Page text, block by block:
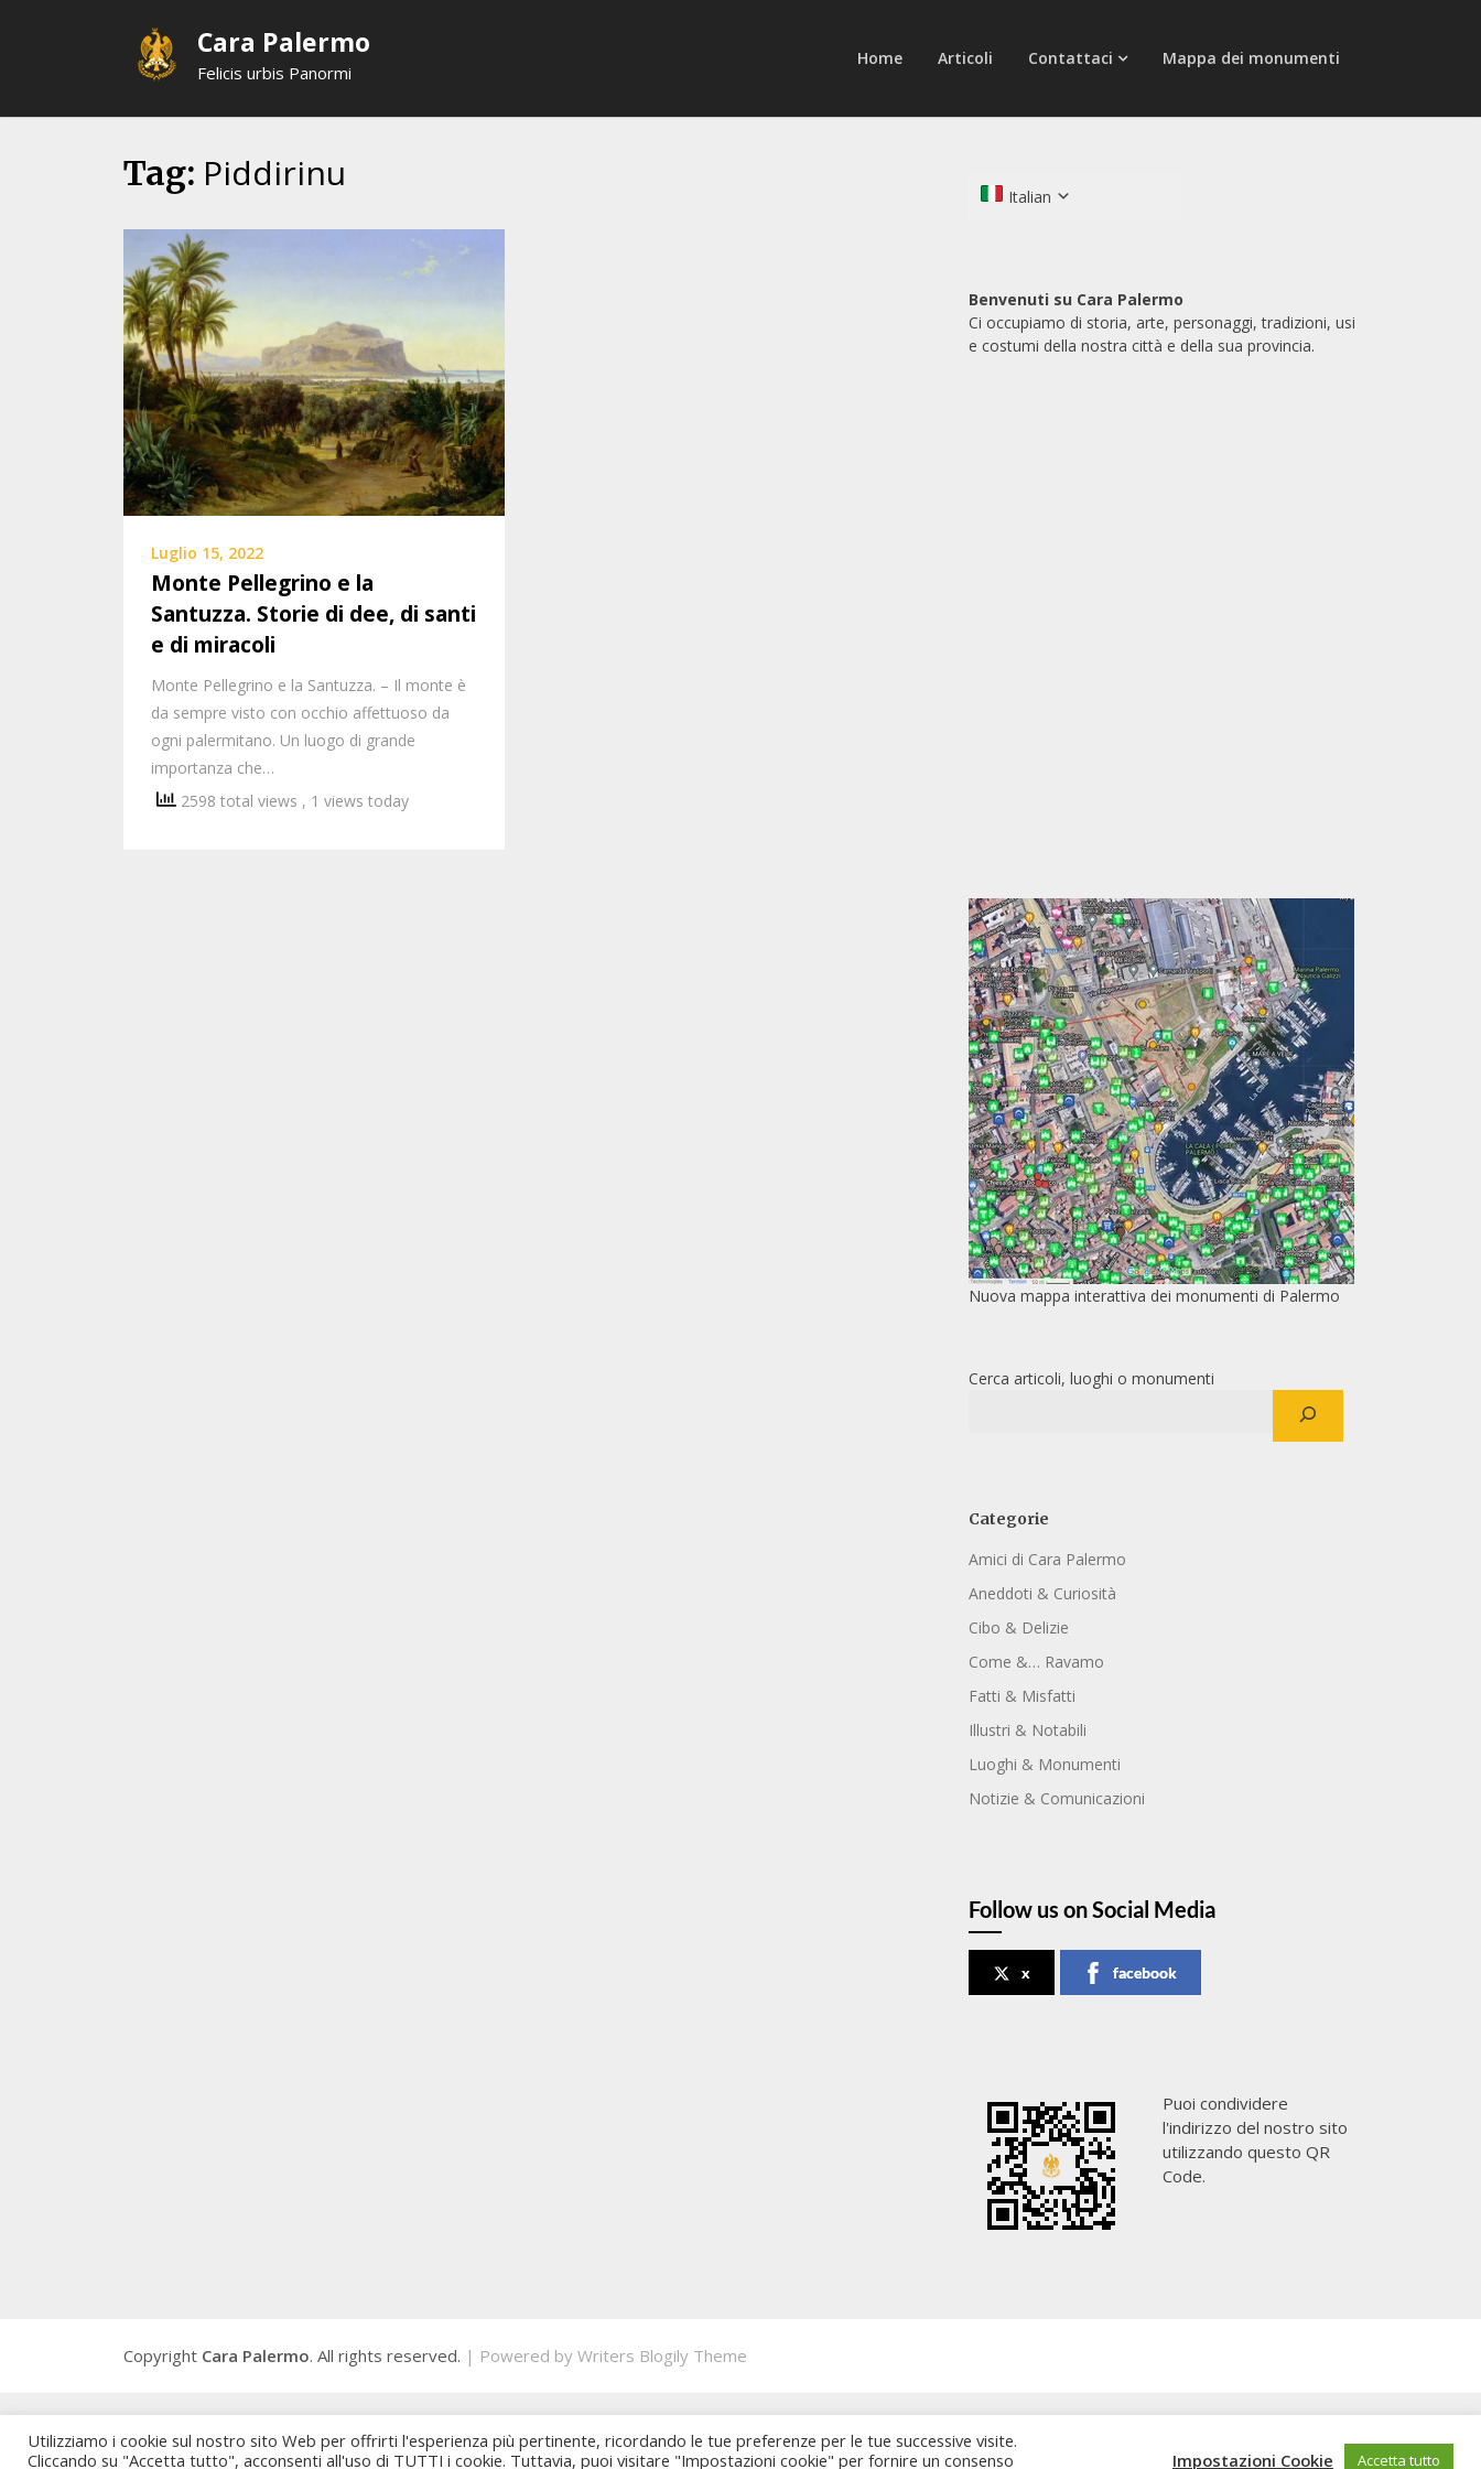
Cara Palermo
Felicis urbis Panormi
Home Articoli Contattaci Mappa dei monumenti
Tag: Piddirinu
Luglio 15, 2022
Monte Pellegrino e la
Santuzza. Storie di dee, di santi
e di miracoli
Monte Pellegrino e la Santuzza. – Il monte è
da sempre visto con occhio affettuoso da
ogni palermitano. Un luogo di grande
importanza che…
2598 total views , 1 views today
Italian
Benvenuti su Cara Palermo
Ci occupiamo di storia, arte, personaggi, tradizioni, usi
e costumi della nostra città e della sua provincia.
Nuova mappa interattiva dei monumenti di Palermo
Cerca articoli, luoghi o monumenti
Categorie
Amici di Cara Palermo
Aneddoti & Curiosità
Cibo & Delizie
Come &… Ravamo
Fatti & Misfatti
Illustri & Notabili
Luoghi & Monumenti
Notizie & Comunicazioni
Follow us on Social Media
x facebook
Puoi condividere
l'indirizzo del nostro sito
utilizzando questo QR
Code.
Copyright Cara Palermo. All rights reserved. | Powered by Writers Blogily Theme
Utilizziamo i cookie sul nostro sito Web per offrirti l'esperienza più pertinente, ricordando le tue preferenze per le tue successive visite.
Cliccando su "Accetta tutto", acconsenti all'uso di TUTTI i cookie. Tuttavia, puoi visitare "Impostazioni cookie" per fornire un consenso
Impostazioni Cookie Accetta tutto